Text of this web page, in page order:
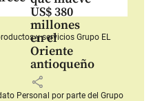
US$ 380
millones
en el
Oriente
antioqueño
share
y serviciosGrupo EL
Personal por parte del Grupo